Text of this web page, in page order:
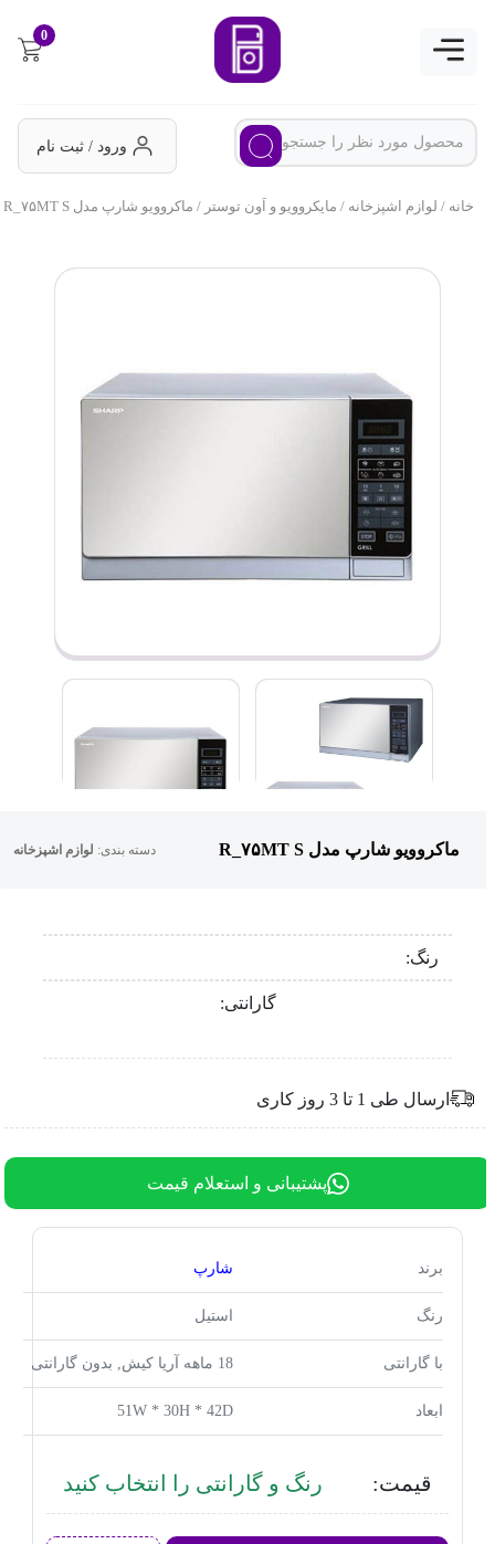
0
ورود / ثبت نام
خانه/ لوازم اشپزخانه/ مایکروویو و اَون توستر/ ماکروویو شارپ مدل R_۷۵MT S
ماکروویو شارپ مدل R_۷۵MT S دسته بندی:لوازم اشپزخانه
رنگ:
گارانتی:
ارسال طی 1 تا 3 روز کاری
پشتیبانی و استعلام قیمت
برند شارپ
رنگ استیل
با گارانتی 18 ماهه آریا کیش, بدون گارانتی
ابعاد 51W * 30H * 42D
قیمت: رنگ و گارانتی را انتخاب کنید